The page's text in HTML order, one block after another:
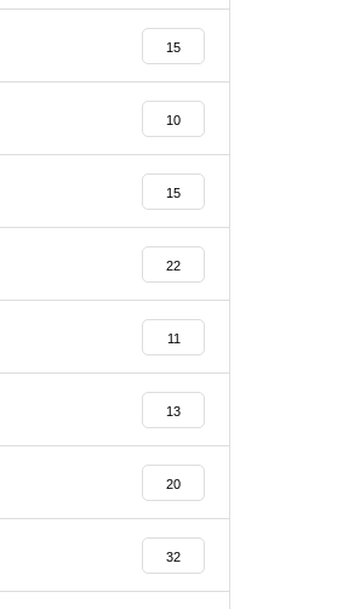
15
10
15
22
11
13
20
32